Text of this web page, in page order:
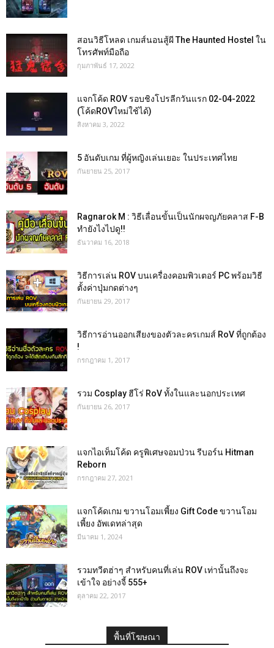
สอนวิธีโหลด เกมส์นอนสู้ผี The Haunted Hostel ใน
โทรศัพท์มือถือ
กุมภาพันธ์ 17, 2022
แจกโค้ด ROV รอบชิงโปรลีกวันแรก 02-04-2022
(โค้ดROVใหม่ใช้ได้)
สิงหาคม 3, 2022
5 อันดับเกม ที่ผู้หญิงเล่นเยอะ ในประเทศไทย
กันยายน 25, 2017
Ragnarok M : วิธีเลื่อนขั้นเป็นนักผจญภัยคลาส F-B
ทำยังไงไปดู!!
ธันวาคม 16, 2018
วิธีการเล่น ROV บนเครื่องคอมพิวเตอร์ PC พร้อมวิธี
ตั้งค่าปุ่มกดต่างๆ
กันยายน 29, 2017
วิธีการอ่านออกเสียงของตัวละครเกมส์ RoV ที่ถูกต้อง
!
กรกฎาคม 1, 2017
รวม Cosplay ฮีโร่ RoV ทั้งในและนอกประเทศ
กันยายน 26, 2017
แจกไอเท็มโค้ด ครูพิเศษจอมป่วน รีบอร์น Hitman
Reborn
กรกฎาคม 27, 2021
แจกโค้ดเกม ขวานโอมเพี้ยง Gift Code ขวานโอม
เพี้ยง อัพเดทล่าสุด
มีนาคม 1, 2024
รวมทวีตฮ่าๆ สำหรับคนที่เล่น ROV เท่านั้นถึงจะ
เข้าใจ อย่างจี้ 555+
ตุลาคม 22, 2017
พื้นที่โฆษณา